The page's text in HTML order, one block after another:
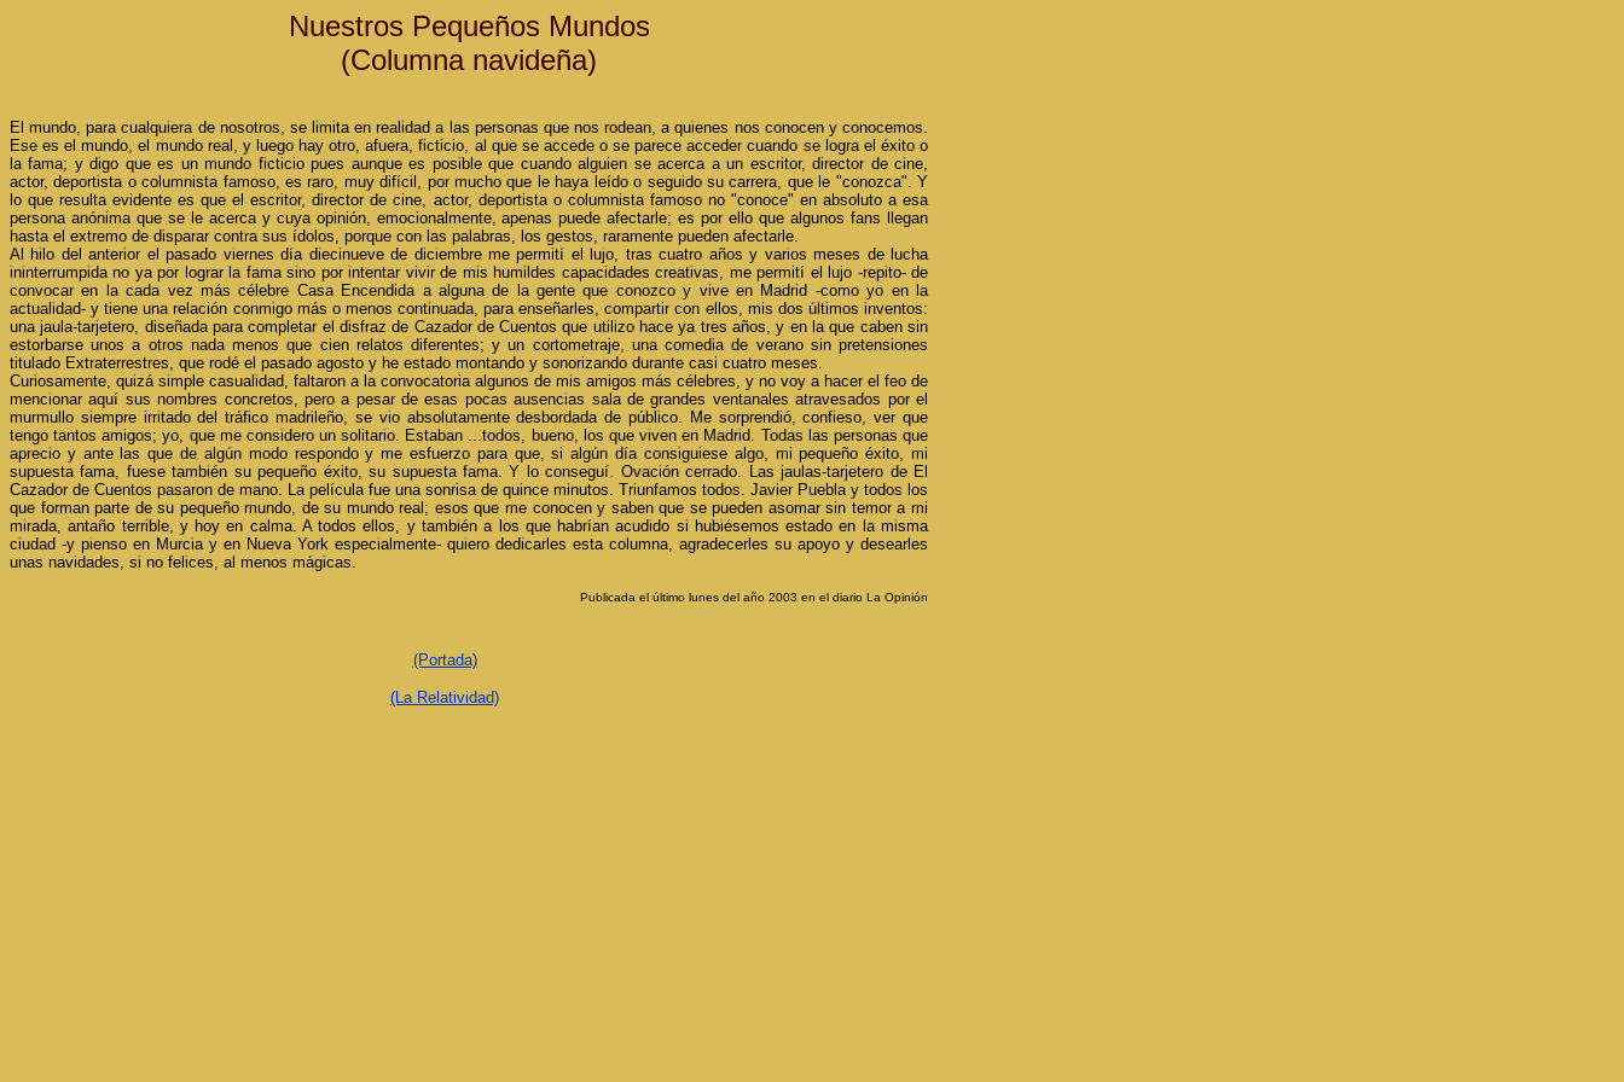
Nuestros Pequeños Mundos
(Columna navideña)
El mundo, para cualquiera de nosotros, se limita en realidad a las personas que nos rodean, a quienes nos conocen y conocemos.
Ese es el mundo, el mundo real, y luego hay otro, afuera, ficticio, al que se accede o se parece acceder cuando se logra el éxito o
la fama; y digo que es un mundo ficticio pues aunque es posible que cuando alguien se acerca a un escritor, director de cine,
actor, deportista o columnista famoso, es raro, muy difícil, por mucho que le haya leído o seguido su carrera, que le "conozca". Y
lo que resulta evidente es que el escritor, director de cine, actor, deportista o columnista famoso no "conoce" en absoluto a esa
persona anónima que se le acerca y cuya opinión, emocionalmente, apenas puede afectarle; es por ello que algunos fans llegan
hasta el extremo de disparar contra sus ídolos, porque con las palabras, los gestos, raramente pueden afectarle.
Al hilo del anterior el pasado viernes día diecinueve de diciembre me permití el lujo, tras cuatro años y varios meses de lucha
ininterrumpida no ya por lograr la fama sino por intentar vivir de mis humildes capacidades creativas, me permití el lujo -repito- de
convocar en la cada vez más célebre Casa Encendida a alguna de la gente que conozco y vive en Madrid -como yo en la
actualidad- y tiene una relación conmigo más o menos continuada, para enseñarles, compartir con ellos, mis dos últimos inventos:
una jaula-tarjetero, diseñada para completar el disfraz de Cazador de Cuentos que utilizo hace ya tres años, y en la que caben sin
estorbarse unos a otros nada menos que cien relatos diferentes; y un cortometraje, una comedia de verano sin pretensiones
titulado Extraterrestres, que rodé el pasado agosto y he estado montando y sonorizando durante casi cuatro meses.
Curiosamente, quizá simple casualidad, faltaron a la convocatoria algunos de mis amigos más célebres, y no voy a hacer el feo de
mencionar aquí sus nombres concretos, pero a pesar de esas pocas ausencias sala de grandes ventanales atravesados por el
murmullo siempre irritado del tráfico madrileño, se vio absolutamente desbordada de público. Me sorprendió, confieso, ver que
tengo tantos amigos; yo, que me considero un solitario. Estaban ...todos, bueno, los que viven en Madrid. Todas las personas que
aprecio y ante las que de algún modo respondo y me esfuerzo para que, si algún día consiguiese algo, mi pequeño éxito, mi
supuesta fama, fuese también su pequeño éxito, su supuesta fama. Y lo conseguí. Ovación cerrado. Las jaulas-tarjetero de El
Cazador de Cuentos pasaron de mano. La película fue una sonrisa de quince minutos. Triunfamos todos. Javier Puebla y todos los
que forman parte de su pequeño mundo, de su mundo real; esos que me conocen y saben que se pueden asomar sin temor a mi
mirada, antaño terrible, y hoy en calma. A todos ellos, y también a los que habrían acudido si hubiésemos estado en la misma
ciudad -y pienso en Murcia y en Nueva York especialmente- quiero dedicarles esta columna, agradecerles su apoyo y desearles
unas navidades, si no felices, al menos mágicas.
Publicada el último lunes del año 2003 en el diario La Opinión
(Portada)
(La Relatividad)